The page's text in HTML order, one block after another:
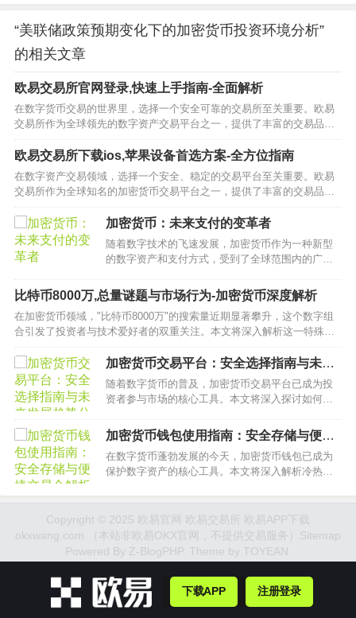
“美联储政策预期变化下的加密货币投资环境分析”
的相关文章
欧易交易所官网登录,快速上手指南-全面解析
在数字货币交易的世界里，选择一个安全可靠的交易所至关重要。欧易
交易所作为全球领先的数字资产交易平台之一，提供了丰富的交易品种
和强大的安全保障。本文将为您详细介绍如何通过欧易交易所官网进行
登录操作，帮助您轻松开启数字资产投资之旅。…
欧易交易所下载ios,苹果设备首选方案-全方位指南
在数字资产交易领域，选择一个安全、稳定的交易平台至关重要。欧易
交易所作为全球知名的加密货币交易平台之一，提供了丰富的交易品种
和便捷的操作体验。本文将围绕“欧易交易所下载ios”这一主题展开详细
解读，帮助您快速了解如何获取并使用欧易交易所的iOS客户端。…
加密货币：未来支付的变革者
随着数字技术的飞速发展，加密货币作为一种新型
的数字资产和支付方式，受到了全球范围内的广泛
其在现实中的应用，帮助读者更好地理解这一热门
话题。…
比特币8000万,总量谜题与市场行为-加密货币深度解析
在加密货币领域，"比特币8000万"的搜索量近期显著攀升，这个数字组
合引发了投资者与技术爱好者的双重关注。本文将深入解析这一特殊数
值背后的多层含义，从比特币总量设计到市场行为特征，完整呈现区块
链技术支撑下的数字资产运行规律。…加密货币交易平台：安全选择指南与未来
发展趋势分析
随着数字货币的普及，加密货币交易平台已成为投
资者参与市场的核心工具。本文将深入探讨如何筛
区块链技术革新对行业未来的深远影响，为读者提
供全面的决策参考。…
加密货币钱包使用指南：安全存储与便捷
交易全解析
在数字货币蓬勃发展的今天，加密货币钱包已成为
保护数字资产的核心工具。本文将深入解析冷热钱
代守住财富安全门。…
Copyright © 2025 欧易官网 欧易交易所 欧易APP下载
okxwang.com （本站非欧易OKX官网，不提供交易服务） Sitemap
Powered By Z-BlogPHP. Theme by TOYEAN
下载APP 注册登录